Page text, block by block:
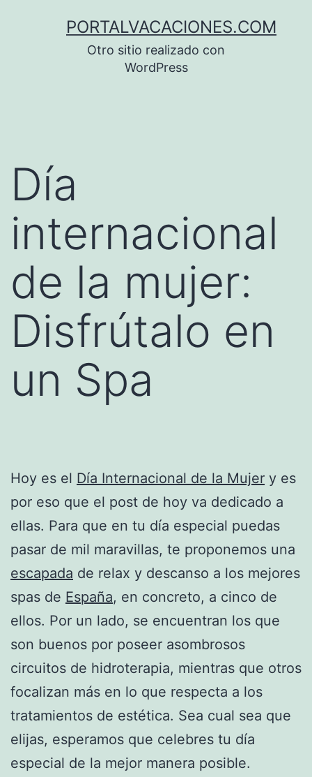
PORTALVACACIONES.COM
Otro sitio realizado con
WordPress
Día
internacional
de la mujer:
Disfrútalo en
un Spa
Hoy es el Día Internacional de la Mujer y es
por eso que el post de hoy va dedicado a
ellas. Para que en tu día especial puedas
pasar de mil maravillas, te proponemos una
escapada de relax y descanso a los mejores
spas de España, en concreto, a cinco de
ellos. Por un lado, se encuentran los que
son buenos por poseer asombrosos
circuitos de hidroterapia, mientras que otros
focalizan más en lo que respecta a los
tratamientos de estética. Sea cual sea que
elijas, esperamos que celebres tu día
especial de la mejor manera posible.